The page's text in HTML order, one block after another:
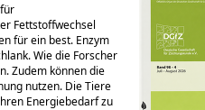
Fettstoffwechsel
für ein best. Enzym
Wie die Forscher
Zudem können die
nutzen. Die Tiere
Energiebedarf zu